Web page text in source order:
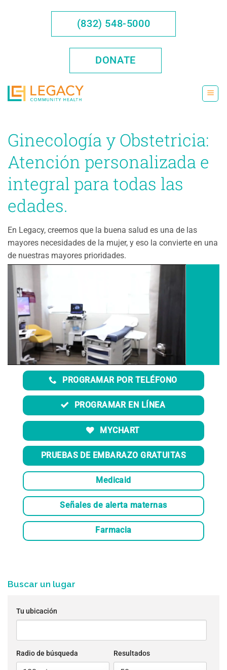
(832) 548-5000
DONATE
Ginecología y Obstetricia:
Atención personalizada e
integral para todas las
edades.
En Legacy, creemos que la buena salud es una de las
mayores necesidades de la mujer, y eso la convierte en una
de nuestras mayores prioridades.
PROGRAMAR POR TELÉFONO
PROGRAMAR EN LÍNEA
MYCHART
PRUEBAS DE EMBARAZO GRATUITAS
Medicaid
Señales de alerta maternas
Farmacia
Buscar un lugar
Tu ubicación
Radio de búsqueda Resultados